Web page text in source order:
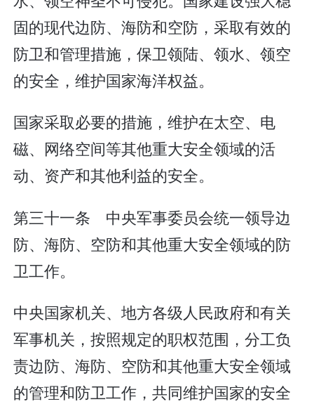
固的现代边防、海防和空防，采取有效的
防卫和管理措施，保卫领陆、领水、领空
的安全，维护国家海洋权益。
国家采取必要的措施，维护在太空、电
磁、网络空间等其他重大安全领域的活
动、资产和其他利益的安全。
第三十一条 中央军事委员会统一领导边
防、海防、空防和其他重大安全领域的防
卫工作。
中央国家机关、地方各级人民政府和有关
军事机关，按照规定的职权范围，分工负
责边防、海防、空防和其他重大安全领域
的管理和防卫工作，共同维护国家的安全